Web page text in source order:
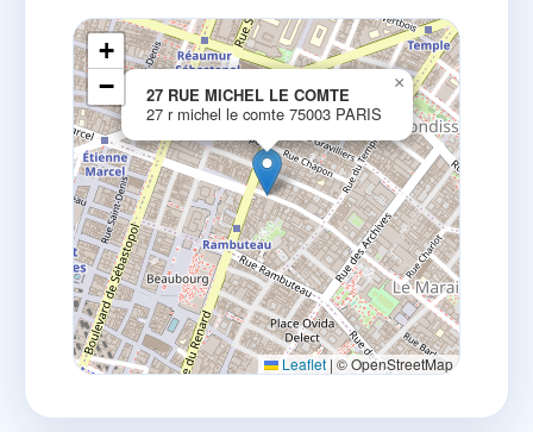
27 RUE MICHEL LE COMTE
27 r michel le comte 75003 PARIS
×
+
−
Leaflet | © OpenStreetMap